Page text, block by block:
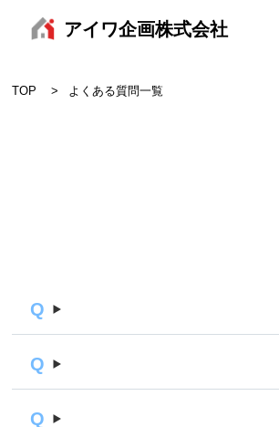
アイワ企画株式会社
TOP よくある質問一覧